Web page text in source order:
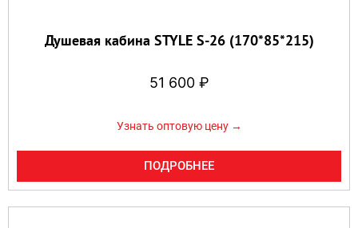
Душевая кабина STYLE S-26 (170*85*215)
51 600 ₽
Узнать оптовую цену →
ПОДРОБНЕЕ